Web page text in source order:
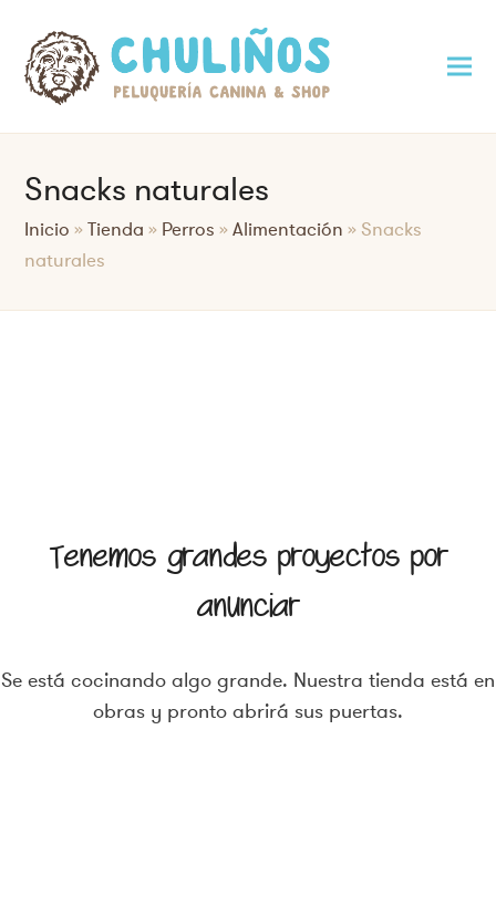
Snacks naturales
Inicio »Tienda » Perros »Alimentación » Snacks
naturales
Tenemos grandes proyectos por
anunciar
Se está cocinando algo grande. Nuestra tienda está en
obras y pronto abrirá sus puertas.